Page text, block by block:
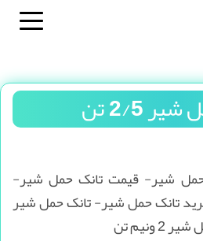
2/5 تن
شیر- قیمت تانک حمل شیر-
تانک حمل شیر- تانک حمل شیر